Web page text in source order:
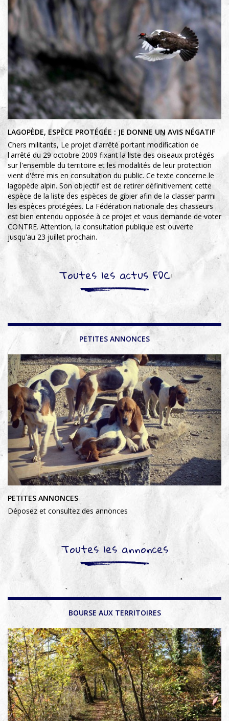
PETITES ANNONCES
PETITES ANNONCES
Déposez et consultez des annonces
Toutes les annonces
BOURSE AUX TERRITOIRES
LAGOPÈDE, ESPÈCE PROTÉGÉE : JE DONNE UN AVIS NÉGATIF
Chers militants, Le projet d'arrêté portant modification de
l'arrêté du 29 octobre 2009 fixant la liste des oiseaux protégés
sur l'ensemble du territoire et les modalités de leur protection
vient d'être mis en consultation du public. Ce texte concerne le
lagopède alpin. Son objectif est de retirer définitivement cette
espèce de la liste des espèces de gibier afin de la classer parmi
les espèces protégées. La Fédération nationale des chasseurs
est bien entendu opposée à ce projet et vous demande de voter
CONTRE. Attention, la consultation publique est ouverte
jusqu'au 23 juillet prochain.
Toutes les actus FDC